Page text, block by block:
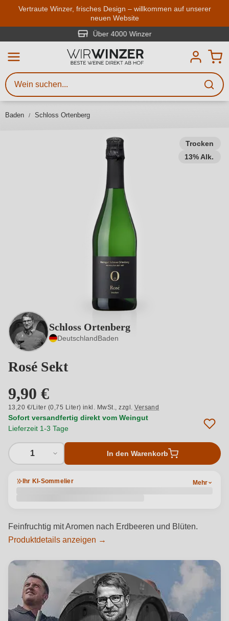
Zum Hauptinhalt springen
Vertraute Winzer, frisches Design – willkommen auf unserer
neuen Website
Über 4000 Winzer
Baden Schloss Ortenberg
Trocken
13% Alk.
Schloss Ortenberg
DeutschlandBaden
Rosé Sekt
9,90 €
13,20 €/Liter (0,75 Liter) inkl. MwSt.,zzgl.Versand
Sofort versandfertig direkt vom Weingut
Lieferzeit 1-3 Tage
1 In den Warenkorb
Ihr KI-Sommelier Mehr
Feinfruchtig mit Aromen nach Erdbeeren und Blüten.
Produktdetails anzeigen →
Weinsuche
Mindestens 3 Zeichen eingeben
Beschreiben Sie, welchen Wein
Sie suchen – ob nach Geschmack,
Region, Winzer oder anderen